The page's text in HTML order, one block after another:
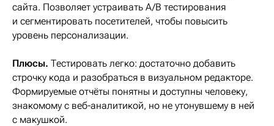
сайта. Позволяет устраивать A/B тестирования
и сегментировать посетителей, чтобы повысить
уровень персонализации.
Плюсы. Тестировать легко: достаточно добавить
строчку кода и разобраться в визуальном редакторе.
Формируемые отчёты понятны и доступны человеку,
знакомому с веб-аналитикой, но не утонувшему в ней
с макушкой.